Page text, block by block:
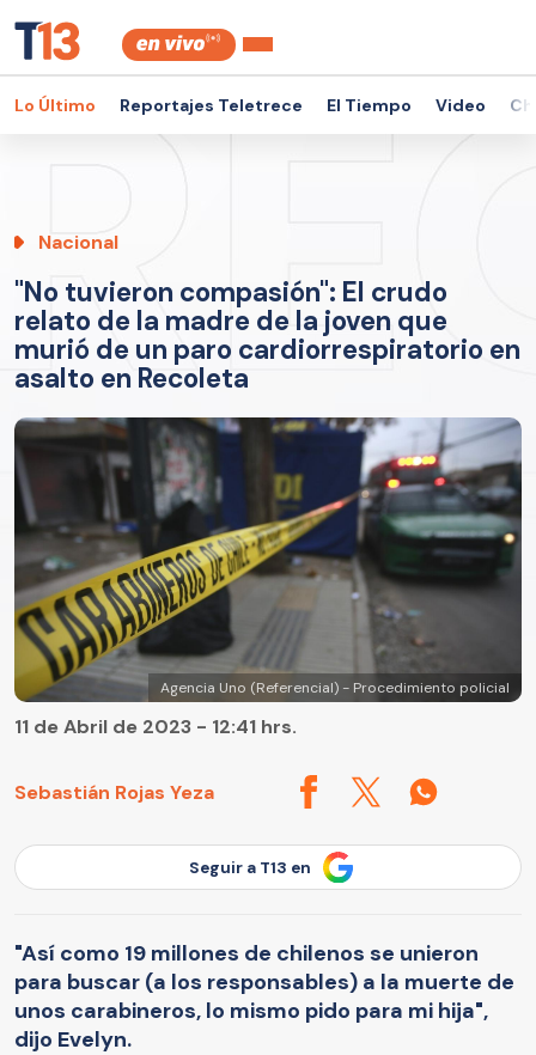
Lo Último Reportajes Teletrece El Tiempo Video
Nacional
"No tuvieron compasión": El crudo
relato de la madre de la joven que
murió de un paro cardiorrespiratorio en
asalto en Recoleta
Agencia Uno (Referencial) - Procedimiento policial
Sebastián Rojas Yeza
11 de Abril de 2023 - 12:41 hrs.
Seguir a T13 en
"Así como 19 millones de chilenos se unieron
para buscar (a los responsables) a la muerte de
unos carabineros, lo mismo pido para mi hija",
dijo Evelyn.